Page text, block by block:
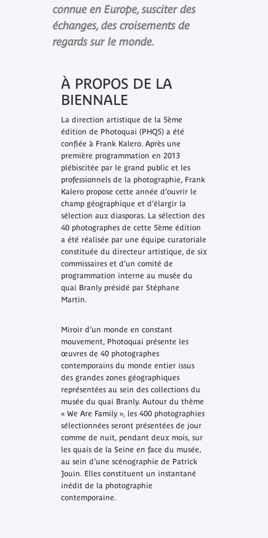
connue en Europe, susciter des
échanges, des croisements de
regards sur le monde.
À PROPOS DE LA
BIENNALE
La direction artistique de la 5ème
édition de Photoquai (PHQ5) a été
confiée à Frank Kalero. Après une
première programmation en 2013
plébiscitée par le grand public et les
professionnels de la photographie, Frank
Kalero propose cette année d’ouvrir le
champ géographique et d’élargir la
sélection aux diasporas. La sélection des
40 photographes de cette 5ème édition
a été réalisée par une équipe curatoriale
constituée du directeur artistique, de six
commissaires et d’un comité de
programmation interne au musée du
quai Branly présidé par Stéphane
Martin.
Miroir d’un monde en constant
mouvement, Photoquai présente les
œuvres de 40 photographes
contemporains du monde entier issus
des grandes zones géographiques
représentées au sein des collections du
musée du quai Branly. Autour du thème
« We Are Family », les 400 photographies
sélectionnées seront présentées de jour
comme de nuit, pendant deux mois, sur
les quais de la Seine en face du musée,
au sein d’une scénographie de Patrick
Jouin. Elles constituent un instantané
inédit de la photographie
contemporaine.